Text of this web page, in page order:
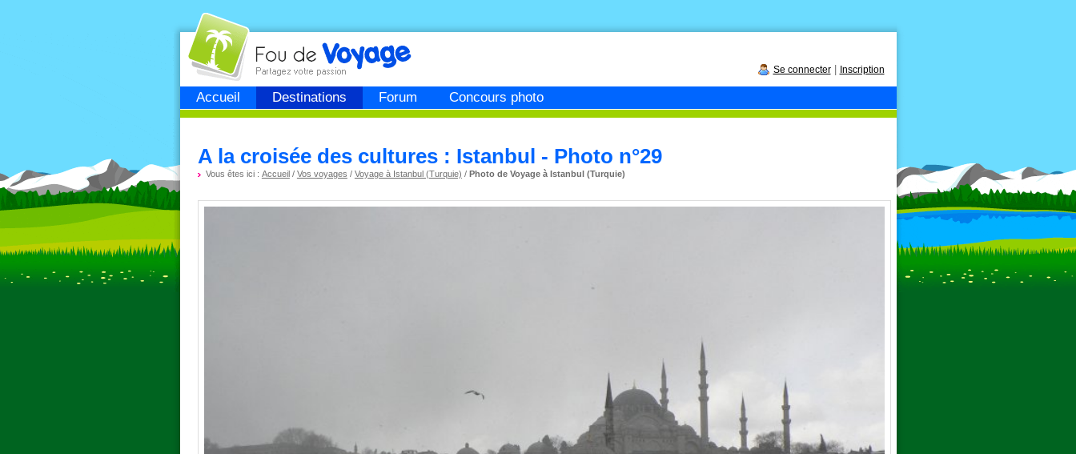
Accueil Destinations Forum Concours photo
Fou devoyage
Se connecter| Inscription
A la croisée des cultures : Istanbul - Photo n°29
Vous êtes ici : Accueil/ Vos voyages / Voyage à Istanbul (Turquie) / Photo de Voyage à Istanbul (Turquie)